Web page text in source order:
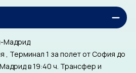
Мадрид
Терминал 1 за полет от София до
в 19:40 ч. Трансфер и